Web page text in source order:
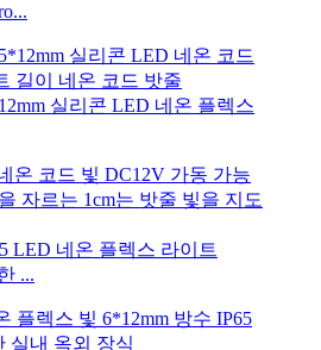
실리콘 LED 네온 플렉스
LED 네온 플렉스 라이트
...